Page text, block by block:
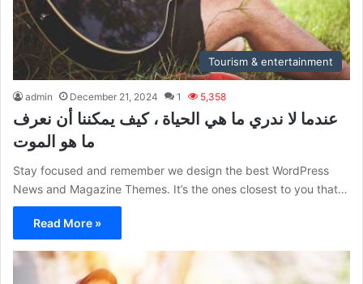
Tourism & entertainment
admin December 21, 2024 1 5,358
عندما لا ندري ما هي الحياة ، كيف يمكننا أن نعرف
ما هو الموت
Stay focused and remember we design the best WordPress
News and Magazine Themes. It’s the ones closest to you that…
Read More »